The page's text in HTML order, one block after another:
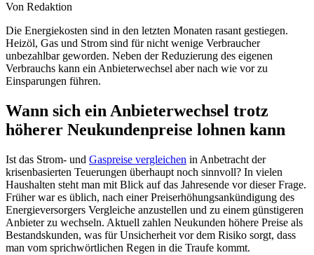
Von Redaktion
Die Energiekosten sind in den letzten Monaten rasant gestiegen.
Heizöl, Gas und Strom sind für nicht wenige Verbraucher
unbezahlbar geworden. Neben der Reduzierung des eigenen
Verbrauchs kann ein Anbieterwechsel aber nach wie vor zu
Einsparungen führen.
Wann sich ein Anbieterwechsel trotz
höherer Neukundenpreise lohnen kann
Ist das Strom- und Gaspreise vergleichen in Anbetracht der
krisenbasierten Teuerungen überhaupt noch sinnvoll? In vielen
Haushalten steht man mit Blick auf das Jahresende vor dieser Frage.
Früher war es üblich, nach einer Preiserhöhungsankündigung des
Energieversorgers Vergleiche anzustellen und zu einem günstigeren
Anbieter zu wechseln. Aktuell zahlen Neukunden höhere Preise als
Bestandskunden, was für Unsicherheit vor dem Risiko sorgt, dass
man vom sprichwörtlichen Regen in die Traufe kommt.